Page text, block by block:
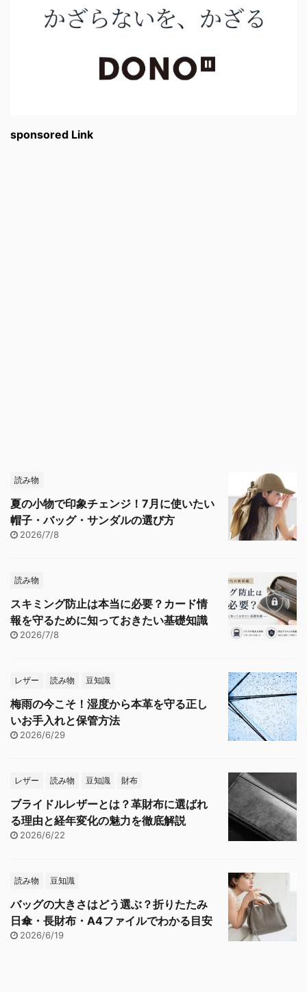
sponsored Link
読み物
夏の小物で印象チェンジ！7月に使いたい
帽子・バッグ・サンダルの選び方
2026/7/8
読み物
スキミング防止は本当に必要？カード情
報を守るために知っておきたい基礎知識
2026/7/8
レザー 読み物 豆知識
梅雨の今こそ！湿度から本革を守る正し
いお手入れと保管方法
2026/6/29
レザー 読み物 豆知識 財布
ブライドルレザーとは？革財布に選ばれ
る理由と経年変化の魅力を徹底解説
2026/6/22
読み物 豆知識
バッグの大きさはどう選ぶ？折りたたみ
日傘・長財布・A4ファイルでわかる目安
2026/6/19